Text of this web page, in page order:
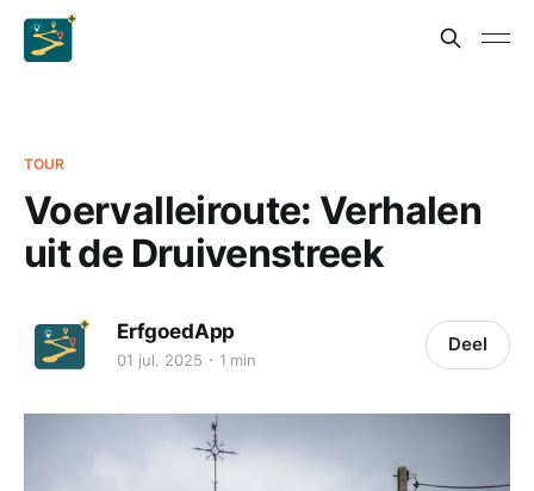
TOUR
Voervalleiroute: Verhalen
uit de Druivenstreek
ErfgoedApp
01 jul. 2025 1 min
Deel